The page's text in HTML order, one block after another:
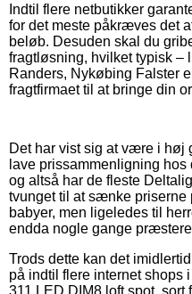
Indtil flere netbutikker
for det meste påkræves det
beløb. Desuden skal du
fragtløsning, hvilket typisk –
Randers, Nykøbing Falster
fragtfirmaet til at bringe din
Det har vist sig at være i høj
lave prissammenligning
og altså har de fleste
tvunget til at sænke priserne
babyer, men ligeledes til
endda nogle gange
Trods dette kan det
på indtil flere internet shops
311 LED DIM8 loft spot, sort